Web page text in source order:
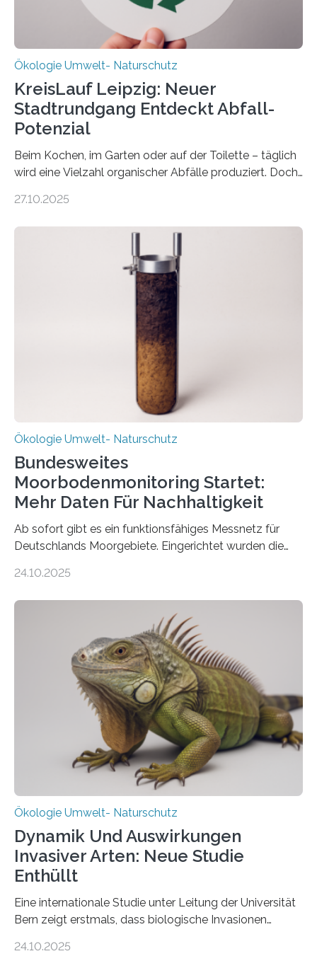
Ökologie Umwelt- Naturschutz
KreisLauf Leipzig: Neuer
Stadtrundgang Entdeckt Abfall-
Potenzial
Beim Kochen, im Garten oder auf der Toilette – täglich
wird eine Vielzahl organischer Abfälle produziert. Doch
Potenzial nur dann entfalten können, wenn sie in
Veränderung der Wirtschaft wichtig ist, zeigt der vom
Deutschen Biomasseforschungszentrum und der
Stadtreinigung Leipzig konzipierte und am 24. Oktober
2025 offiziell eingeweihte Stadtrundgang „KreisLauf“. Er
ist ab sofort im Leipziger Stadtgebiet…
27.10.2025
Ökologie Umwelt- Naturschutz
Bundesweites
Moorbodenmonitoring Startet:
Mehr Daten Für Nachhaltigkeit
Ab sofort gibt es ein funktionsfähiges Messnetz für
Deutschlands Moorgebiete. Eingerichtet wurden die
vergangenen fünf Jahren von Wissenschaftlerinnen
heutigen Donnerstag übergeben sie ihren Bericht zur
Aufbauphase an den Auftraggeber, das
Bundesministerium für Landwirtschaft, Ernährung und
Heimat. Braunschweig/Eberswalde (23. Oktober 2025).
Ein Netz aus 155 Messstationen spannt sich neuerdings
über Deutschlands Moorböden. Eingerichtet wurden sie
in den vergangenen fünf Jahren von
Wissenschaftlerinnen und Wissenschaftlern des
Thünen-Instituts für Agrarklimaschutz…
24.10.2025
Ökologie Umwelt- Naturschutz
Dynamik Und Auswirkungen
Invasiver Arten: Neue Studie
Enthüllt
Eine internationale Studie unter Leitung der Universität
Bern zeigt erstmals, dass biologische Invasionen
Einige Auswirkungen, insbesondere der durch invasive
24.10.2025